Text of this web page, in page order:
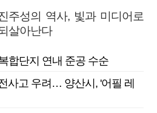
주성의 역사, 빛과 미디어로
살아난다
합단지 연내 준공 수순
사고 우려… 양산시, '어필 레